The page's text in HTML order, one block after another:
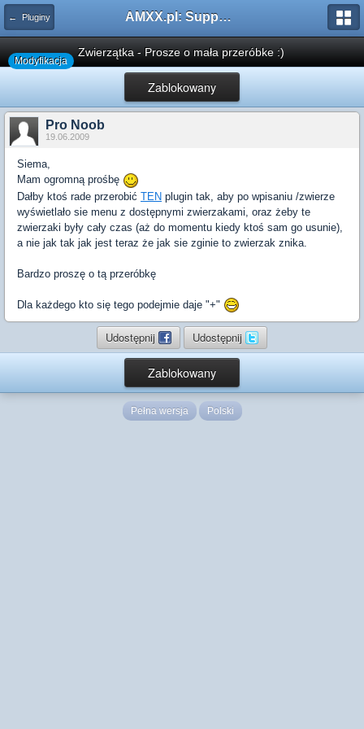
← Pluginy AMXX.pl: Support AMX Mod X i SourceMod
Modyfikacja
Zwierzątka - Prosze o mała przeróbke :)
Zablokowany
Pro Noob
19.06.2009
Siema,
Mam ogromną prośbę
Dałby ktoś rade przerobić TEN plugin tak, aby po wpisaniu /zwierze
wyświetlało sie menu z dostępnymi zwierzakami, oraz żeby te
zwierzaki były cały czas (aż do momentu kiedy ktoś sam go usunie),
a nie jak tak jak jest teraz że jak sie zginie to zwierzak znika.
Bardzo proszę o tą przeróbkę
Dla każdego kto się tego podejmie daje "+"
Udostępnij Udostępnij
Zablokowany
Pełna wersja Polski